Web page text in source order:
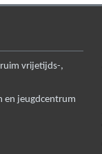
ruim vrijetijds-,
en jeugdcentrum